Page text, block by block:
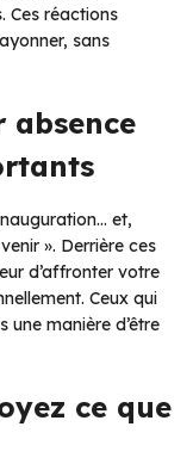
Ces réactions
sans
et,
». Derrière ces
d’affronter votre
Ceux qui
manière d’être
ce que